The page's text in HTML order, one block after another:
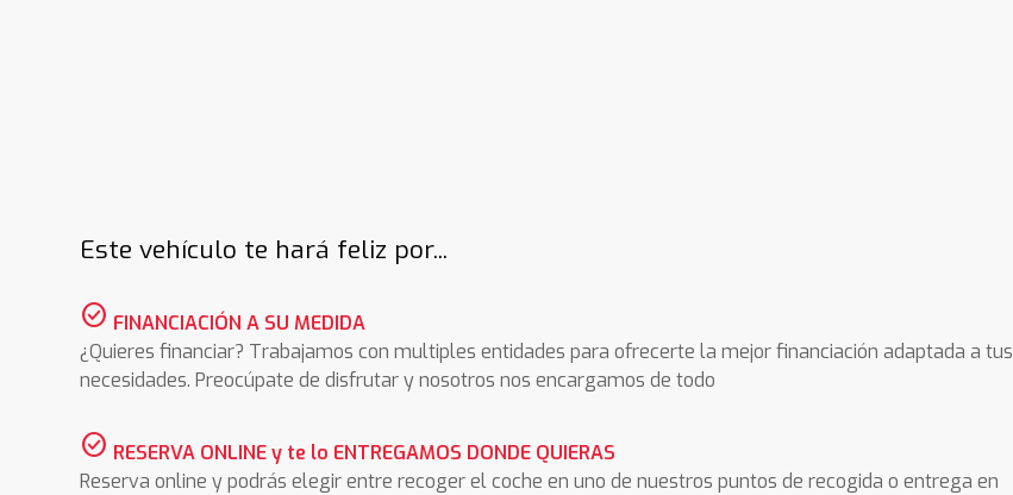
Este vehículo te hará feliz por...
check_circle FINANCIACIÓN A SU MEDIDA
¿Quieres financiar? Trabajamos con multiples entidades para ofrecerte la mejor financiación adaptada a tus
necesidades. Preocúpate de disfrutar y nosotros nos encargamos de todo
check_circle RESERVA ONLINE y te lo ENTREGAMOS DONDE QUIERAS
Reserva online y podrás elegir entre recoger el coche en uno de nuestros puntos de recogida o entrega en